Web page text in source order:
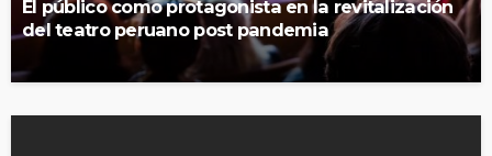
El público como protagonista en la revitalización
del teatro peruano post pandemia